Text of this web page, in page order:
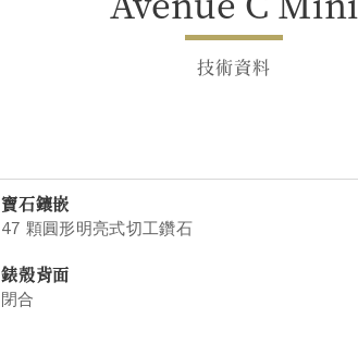
技術資料
寶石鑲嵌
47 顆圓形明亮式切工鑽石
錶殼背面
閉合